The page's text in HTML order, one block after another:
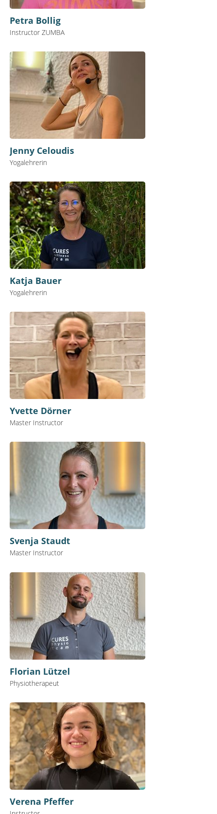
Petra Bollig
Instructor ZUMBA
Jenny Celoudis
Yogalehrerin
Katja Bauer
Yogalehrerin
Yvette Dörner
Master Instructor
Svenja Staudt
Master Instructor
Florian Lützel
Physiotherapeut
Verena Pfeffer